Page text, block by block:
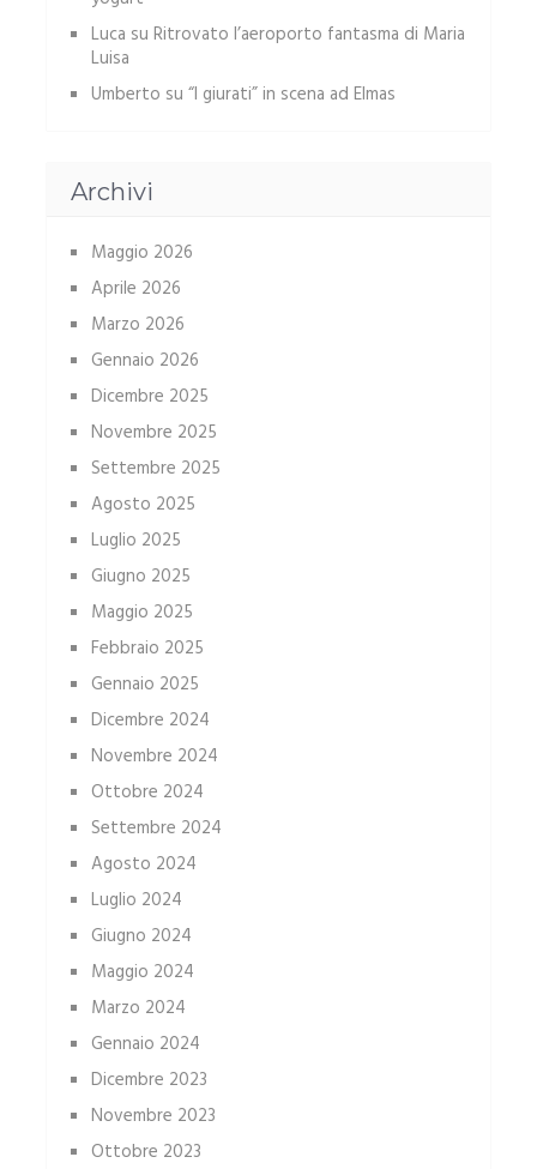
Luca su Ritrovato l’aeroporto fantasma di Maria
Luisa
Umberto su “I giurati” in scena ad Elmas
Archivi
Maggio 2026
Aprile 2026
Marzo 2026
Gennaio 2026
Dicembre 2025
Novembre 2025
Settembre 2025
Agosto 2025
Luglio 2025
Giugno 2025
Maggio 2025
Febbraio 2025
Gennaio 2025
Dicembre 2024
Novembre 2024
Ottobre 2024
Settembre 2024
Agosto 2024
Luglio 2024
Giugno 2024
Maggio 2024
Marzo 2024
Gennaio 2024
Dicembre 2023
Novembre 2023
Ottobre 2023